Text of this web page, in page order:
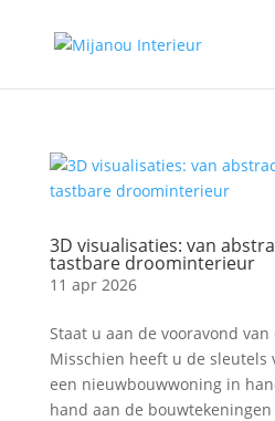
3D visualisaties: van
tastbare droominterieur
11 apr 2026
Staat u aan de vooravond
Misschien heeft u de sleutels
een nieuwbouwwoning in
hand aan de